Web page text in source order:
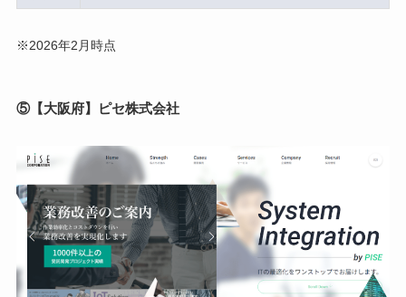
※2026年2月時点
⑤【大阪府】ピセ株式会社